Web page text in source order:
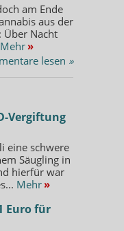
am Ende
aus der
Über Nacht
Mehr »
lesen »
Vergiftung
eine schwere
Säugling in
hierfür war
Mehr »
Euro für